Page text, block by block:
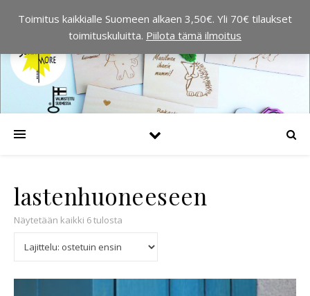
lastenhuoneeseen
Näytetään kaikki 6 tulosta
Toimitus kaikkialle Suomeen alkaen 3,50€. Yli 70€ tilaukset
toimituskuluitta. Piilota tämä ilmoitus